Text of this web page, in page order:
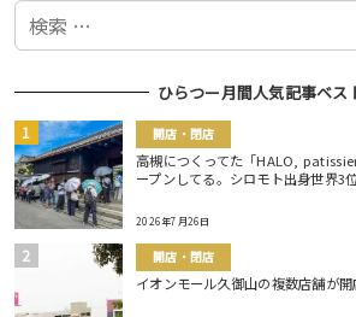
検
ひらつー月間人気記事ベス
開店・閉店
高槻につくってた「HALO,
ープンしてる。シロモト出身世界3
2026年7月26日
開店・閉店
イオンモール久御山の複数店舗が